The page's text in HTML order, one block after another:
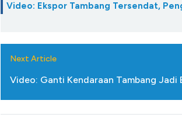
Video: Ekspor Tambang Tersendat,
Next Article
Video: Ganti Kendaraan Tambang Jadi